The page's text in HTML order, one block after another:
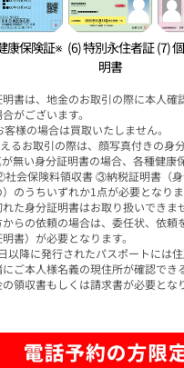
康保険証※ (6) 特別永住者証
明書
(7)
書は、地金のお取引の際に本人確
がございます。
様の場合は買取いたしません。
るお取引の際は、顔写真付きの身
が無い身分証明書の場合、各種健
会保険料領収書 ③納税証明書（
のうちいずれか1点が必要となりま
た身分証明書はお取り扱いできま
らの依頼の場合は、委任状、依頼
書）が必要となります。
以降に発行されたパスポートには
ご本人様名義の現住所が確認でき
領収書もしくは請求書が必要とな